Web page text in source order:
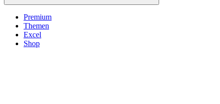
Premium
Themen
Excel
Shop